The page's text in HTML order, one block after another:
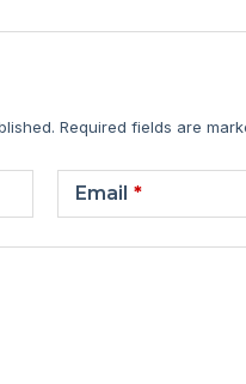
Required fields are
Email *